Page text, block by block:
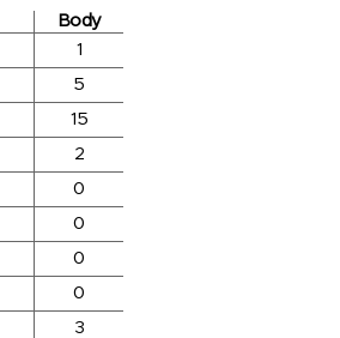
Body
1
5
15
2
0
0
0
0
3